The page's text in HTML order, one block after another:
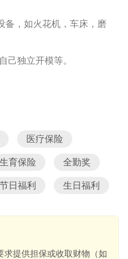
备，如火花机，车床，磨
己独立开模等。
医疗保险
生育保险 全勤奖
节日福利 生日福利
求提供担保或收取财物（如